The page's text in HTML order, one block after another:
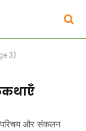
3)
परिचय और संकलन